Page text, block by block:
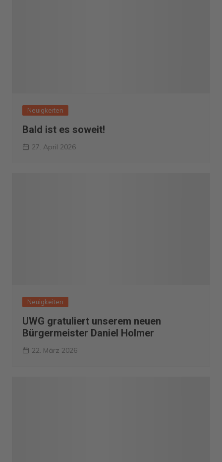
Neuigkeiten
Bald ist es soweit!
27. April 2026
Neuigkeiten
UWG gratuliert unserem neuen
Bürgermeister Daniel Holmer
22. März 2026